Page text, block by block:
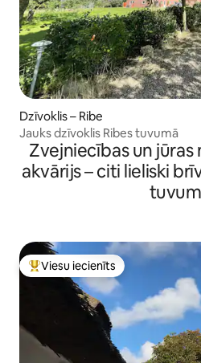
Dzīvoklis – Ribe
Jauks dzīvoklis Ribes tuvumā
Zvejniecības un jūras
akvārijs – citi lieliski
Populārs viesu iecienīts mājoklis
Viesu iecienīts